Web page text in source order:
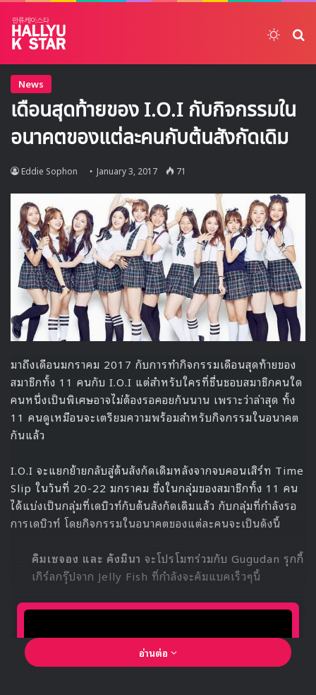
News
เดือนสุดท้ายของ I.O.I กับกิจกรรมใน
อนาคตของแต่ละคนกับต้นสังกัดเดิม
Eddie Sophon January 3, 2017 71
มาถึงเดือนมกราคม 2017 กับการทำกิจกรรมเดือนสุดท้ายของ
สมาชิกทั้ง 11 คนกับ I.O.I แต่สำหรับใครที่ชื่นชอบสมาชิกคนใด
คนหนึ่งเป็นพิเศษอาจไม่ต้องรอคอยกันนาน เพราะว่าล่าสุด ทั้ง
11 คนดูเหมือนจะเตรียมความพร้อมสำหรับกิจกรรมในอนาคต
กันแล้ว
I.O.I จะแยกย้ายกลับสู่ต้นสังกัดเดิมหลังจากจบคอนเสิร์ท Time
Slip ในวันที่ 20-22 มกราคม ซึ่งในกลุ่มของสมาชิกทั้ง 11 คน
ได้แบ่งเป็นกลุ่มที่เดบิวท์กับต้นสังกัดเดิมแล้ว กับกลุ่มที่กำลังรอ
การเดบิวท์ โดยกิจกรรมในอนาคตของแต่ละคนจะเป็นดังนี้
คิมเซจอง และ คังมินา จะโปรโมทร่วมกับ Gugudan รุกกี้
เกิร์ลกรุ๊ปจาก Jelly Fish ที่กำลังจะคัมแบคเร็วๆนี้
อ่านต่อ